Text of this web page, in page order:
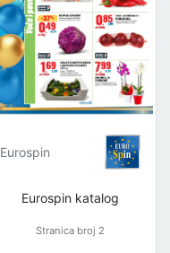
Eurospin
Eurospin katalog
Stranica broj 2